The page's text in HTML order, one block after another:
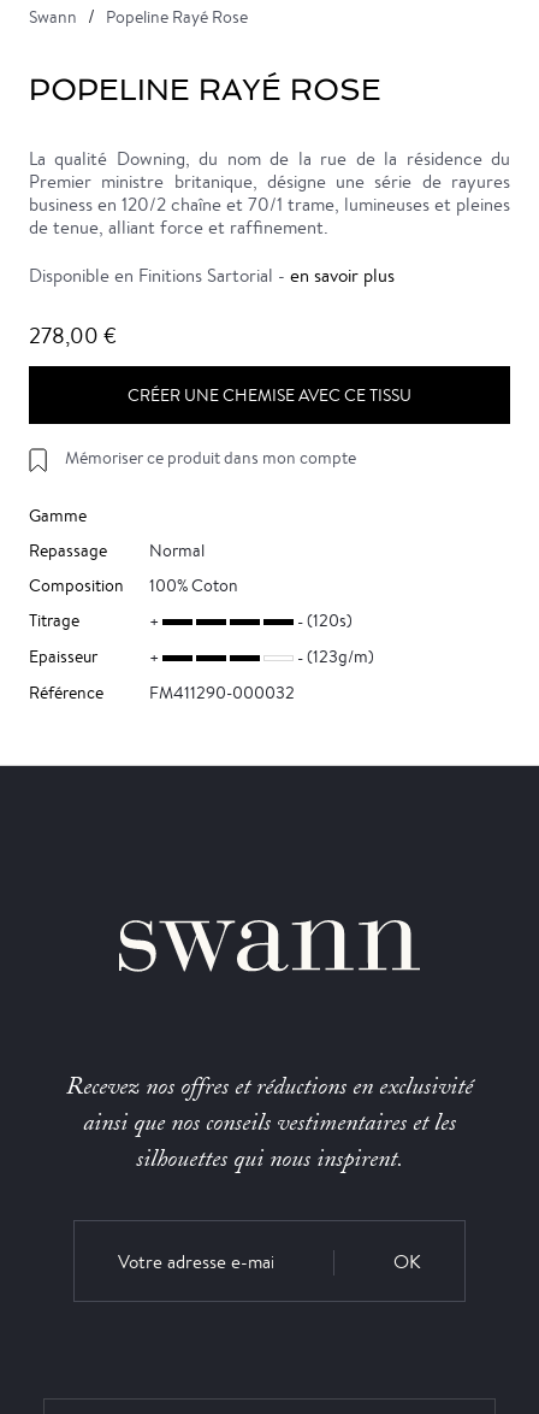
Swann Popeline Rayé Rose
POPELINE RAYÉ ROSE
La qualité Downing, du nom de la rue de la résidence du
Premier ministre britanique, désigne une série de rayures
business en 120/2 chaîne et 70/1 trame, lumineuses et pleines
de tenue, alliant force et raffinement.
Disponible en Finitions Sartorial - en savoir plus
278,00 €
CRÉER UNE CHEMISE AVEC CE TISSU
Mémoriser ce produit dans mon compte
Gamme
Repassage
Normal
Composition
100% Coton
Titrage
(120s)
Epaisseur
(123g/m)
Référence
FM411290-000032
Recevez nos offres et réductions en exclusivité
ainsi que nos conseils vestimentaires et les
silhouettes qui nous inspirent.
OK